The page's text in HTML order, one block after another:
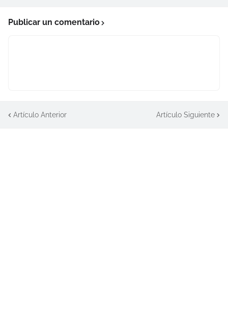
Publicar un comentario
Artículo Anterior Artículo Siguiente